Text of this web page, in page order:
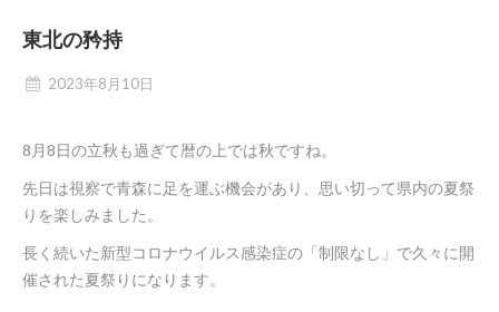
東北の矜持
2023年8月10日
8月8日の立秋も過ぎて暦の上では秋ですね。
先日は視察で青森に足を運ぶ機会があり、思い切って県内の夏祭
りを楽しみました。
長く続いた新型コロナウイルス感染症の「制限なし」で久々に開
催された夏祭りになります。